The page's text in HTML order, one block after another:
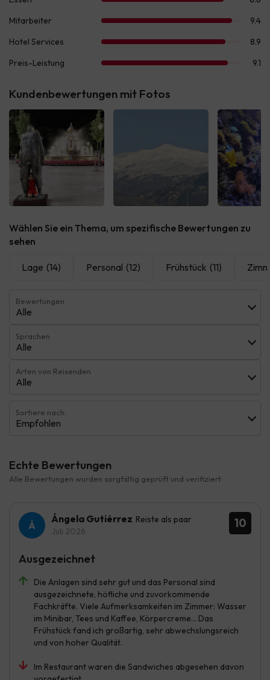
Kundenbewertungen mit Fotos
Wählen Sie ein Thema, um spezifische Bewertungen zu
sehen
Lage (14) Personal (12) Frühstück (11)
Bewertungen
Alle
Sprachen
Alle
Arten von Reisenden
Alle
Sortiere nach:
Empfohlen
Echte Bewertungen
Alle Bewertungen wurden sorgfältig geprüft und verifiziert.
10
Ángela Gutiérrez Reiste als paar
Juli 2026
Die Anlagen sind sehr gut und das Personal sind
ausgezeichnete, höfliche und zuvorkommende
Fachkräfte. Viele Aufmerksamkeiten im Zimmer: Wasser
im Minibar, Tees und Kaffee, Körpercreme... Das
Frühstück fand ich großartig, sehr abwechslungsreich
und von hoher Qualität.
Im Restaurant waren die Sandwiches abgesehen davon
Ausgezeichnet